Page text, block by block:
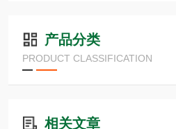
产品分类
PRODUCT CLASSIFICATION
相关文章